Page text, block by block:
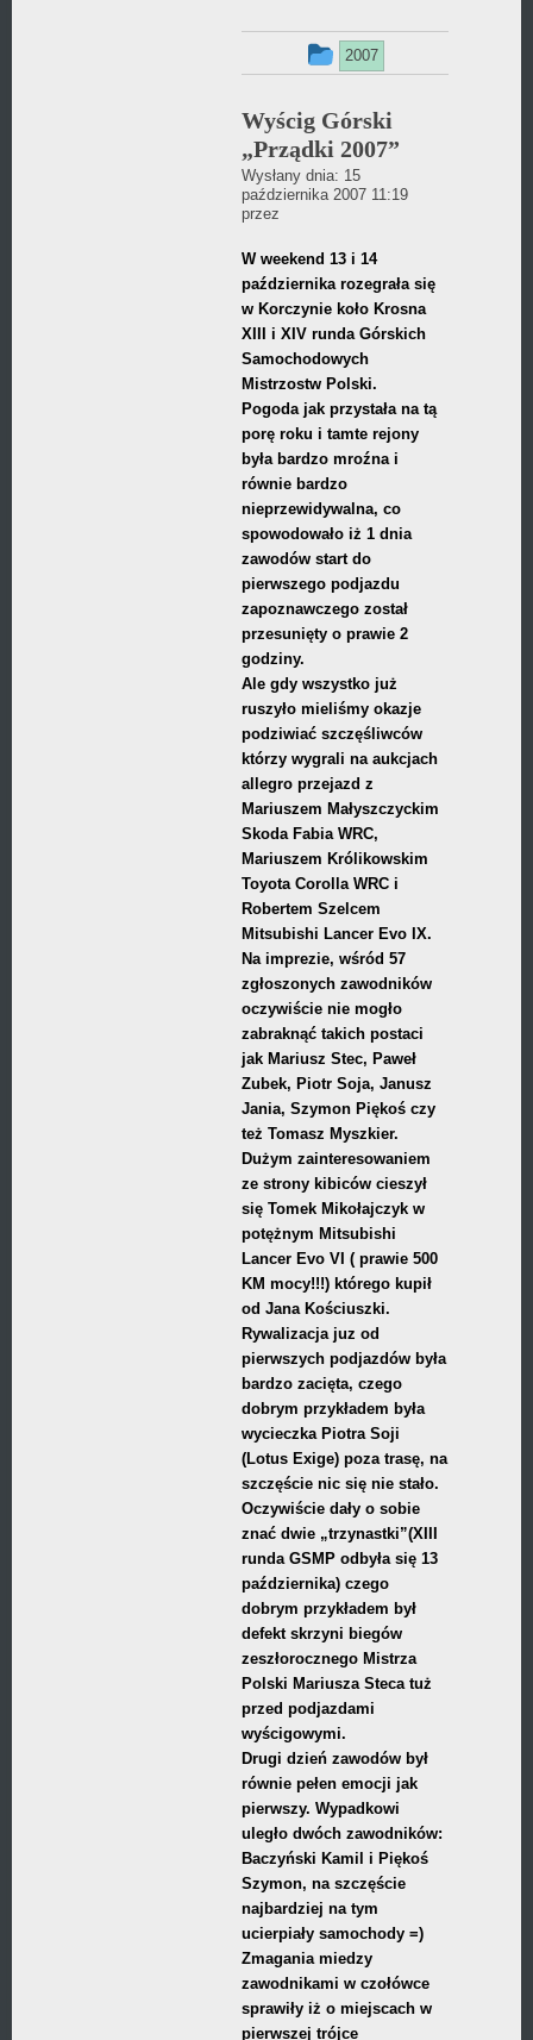
Ten
był
dodany
w
kategorii
2007
Wyścig Górski
„Prządki 2007”
Wysłany dnia: 15
października 2007 11:19
przez
W weekend 13 i 14
października rozegrała się
w Korczynie koło Krosna
XIII i XIV runda Górskich
Samochodowych
Mistrzostw Polski.
Pogoda jak przystała na tą
porę roku i tamte rejony
była bardzo mroźna i
równie bardzo
nieprzewidywalna, co
spowodowało iż 1 dnia
zawodów start do
pierwszego podjazdu
zapoznawczego został
przesunięty o prawie 2
godziny.
Ale gdy wszystko już
ruszyło mieliśmy okazje
podziwiać szczęśliwców
którzy wygrali na aukcjach
allegro przejazd z
Mariuszem Małyszczyckim
Skoda Fabia WRC,
Mariuszem Królikowskim
Toyota Corolla WRC i
Robertem Szelcem
Mitsubishi Lancer Evo IX.
Na imprezie, wśród 57
zgłoszonych zawodników
oczywiście nie mogło
zabraknąć takich postaci
jak Mariusz Stec, Paweł
Zubek, Piotr Soja, Janusz
Jania, Szymon Piękoś czy
też Tomasz Myszkier.
Dużym zainteresowaniem
ze strony kibiców cieszył
się Tomek Mikołajczyk w
potężnym Mitsubishi
Lancer Evo VI ( prawie 500
KM mocy!!!) którego kupił
od Jana Kościuszki.
Rywalizacja juz od
pierwszych podjazdów była
bardzo zacięta, czego
dobrym przykładem była
wycieczka Piotra Soji
(Lotus Exige) poza trasę, na
szczęście nic się nie stało.
Oczywiście dały o sobie
znać dwie „trzynastki”(XIII
runda GSMP odbyła się 13
października) czego
dobrym przykładem był
defekt skrzyni biegów
zeszłorocznego Mistrza
Polski Mariusza Steca tuż
przed podjazdami
wyścigowymi.
Drugi dzień zawodów był
równie pełen emocji jak
pierwszy. Wypadkowi
uległo dwóch zawodników:
Baczyński Kamil i Piękoś
Szymon, na szczęście
najbardziej na tym
ucierpiały samochody =)
Zmagania miedzy
zawodnikami w czołówce
sprawiły iż o miejscach w
pierwszej trójce